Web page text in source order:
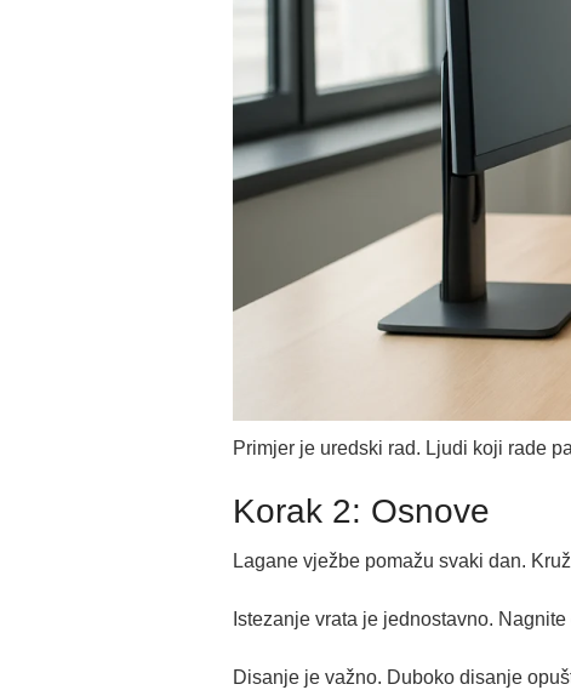
Primjer je uredski rad. Ljudi koji rade
Korak 2: Osnove
Lagane vježbe pomažu svaki dan.
Istezanje vrata je jednostavno.
Disanje je važno. Duboko disanje